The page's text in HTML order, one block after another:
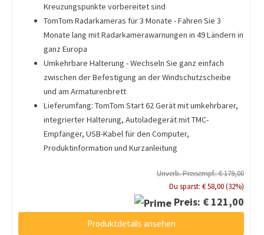
Kreuzungspunkte vorbereitet sind
TomTom Radarkameras für 3 Monate - Fahren Sie 3
Monate lang mit Radarkamerawarnungen in 49 Ländern in
ganz Europa
Umkehrbare Halterung - Wechseln Sie ganz einfach
zwischen der Befestigung an der Windschutzscheibe
und am Armaturenbrett
Lieferumfang: TomTom Start 62 Gerät mit umkehrbarer,
integrierter Halterung, Autoladegerät mit TMC-
Empfänger, USB-Kabel für den Computer,
Produktinformation und Kurzanleitung
Unverb. Preisempf.: € 179,00
Du sparst: € 58,00 (32%)
Preis: € 121,00
Produktdetails ansehen